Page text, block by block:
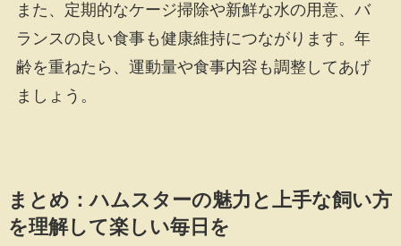
また、定期的なケージ掃除や新鮮な水の用意、バ
ランスの良い食事も健康維持につながります。年
齢を重ねたら、運動量や食事内容も調整してあげ
ましょう。
まとめ：ハムスターの魅力と上手な飼い方
を理解して楽しい毎日を